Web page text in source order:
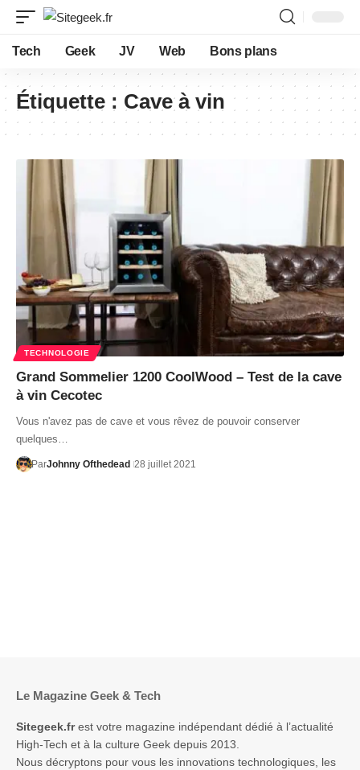
Tech Geek JV Web Bons plans
Étiquette : Cave à vin
TECHNOLOGIE
Grand Sommelier 1200 CoolWood – Test de la cave
à vin Cecotec
Vous n'avez pas de cave et vous rêvez de pouvoir conserver
quelques…
ParJohnny Ofthedead 28 juillet 2021
Le Magazine Geek & Tech
Sitegeek.frest votre magazine indépendant dédié à l’actualité
High-Tech et à la culture Geek depuis 2013.
Nous décryptons pour vous les innovations technologiques, les